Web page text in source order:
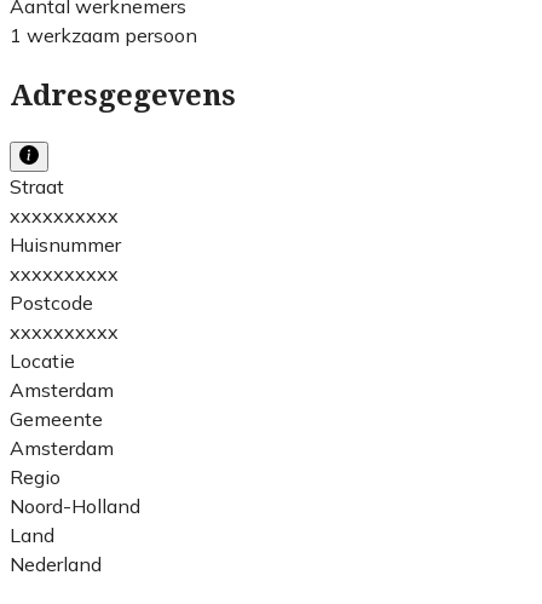
Aantal werknemers
1 werkzaam persoon
Adresgegevens
Straat
xxxxxxxxxx
Huisnummer
xxxxxxxxxx
Postcode
xxxxxxxxxx
Locatie
Amsterdam
Gemeente
Amsterdam
Regio
Noord-Holland
Land
Nederland